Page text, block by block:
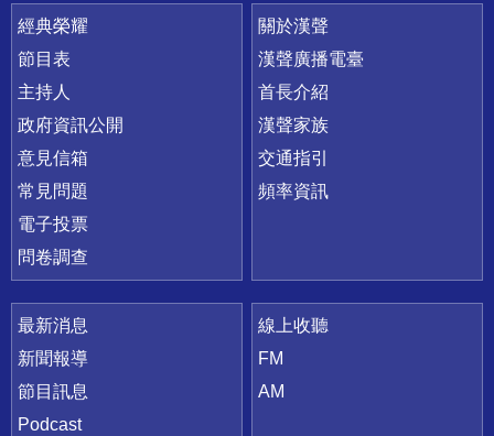
快速連結
經典榮耀
節目表
主持人
政府資訊公開
意見信箱
常見問題
電子投票
問卷調查
關於漢聲
漢聲廣播電臺
首長介紹
漢聲家族
交通指引
頻率資訊
最新消息
新聞報導
節目訊息
Podcast
線上收聽
FM
AM